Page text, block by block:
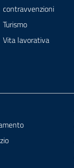
contravvenzioni
Turismo
Vita lavorativa